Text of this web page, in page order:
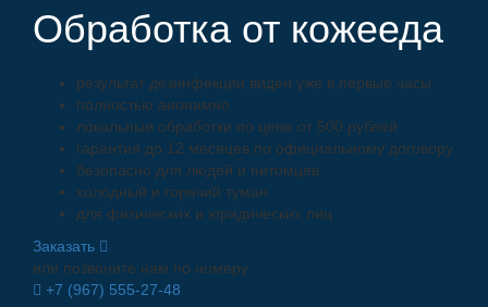
Обработка от кожееда
результат дезинфекции виден уже в первые часы
полностью анонимно
локальные обработки по цене от 500 рублей
гарантия до 12 месяцев по официальному договору
безопасно для людей и питомцев
холодный и горячий туман
для физических и юридических лиц
Заказать
или позвоните нам по номеру
+7 (967) 555-27-48